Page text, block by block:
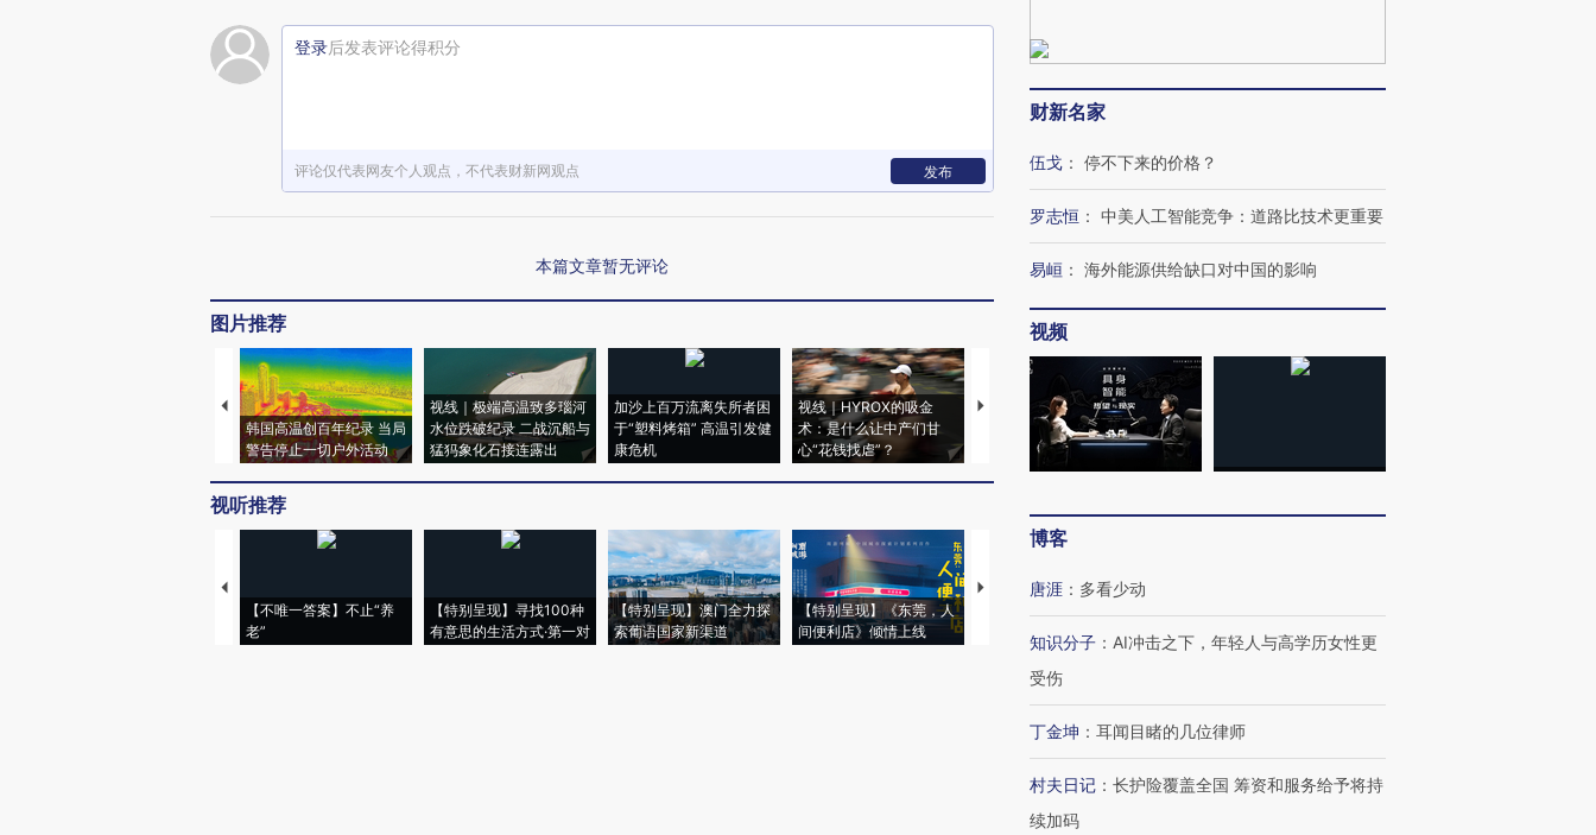
登录后发表评论得积分
评论仅代表网友个人观点，不代表财新网观点 发布
本篇文章暂无评论
图片推荐
韩国高温创百年纪录 当局
警告停止一切户外活动
视线｜极端高温致多瑙河
水位跌破纪录 二战沉船与
猛犸象化石接连露出
加沙上百万流离失所者困
于“塑料烤箱” 高温引发健
康危机
视线｜HYROX的吸金
术：是什么让中产们甘
心“花钱找虐”？
马航飞行员跨国走私7万
粒摇头丸 尿检体内含3种
视线｜被称为“蟑螂”的印
度Z世代 用街头抗争将教
育部长拱下台
视听推荐
【不唯一答案】不止“养
老”
【特别呈现】寻找100种
有意思的生活方式·第一对
【特别呈现】澳门全力探
索葡语国家新渠道
【特别呈现】《东莞，人
间便利店》倾情上线
【推广】走进第四届链博
有意思的生活方式·第三对
住三大增长引擎是什么？
财新名家
伍戈 ： 停不下来的价格？
罗志恒 ： 中美人工智能竞争：道路比技术更重要
易峘 ： 海外能源供给缺口对中国的影响
视频
博客
唐涯 ： 多看少动
知识分子 ： AI冲击之下，年轻人与高学历女性更
受伤
丁金坤 ： 耳闻目睹的几位律师
村夫日记 ： 长护险覆盖全国 筹资和服务给予将持
续加码